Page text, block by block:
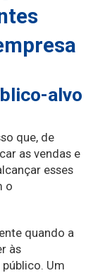
alvo
que, de
as vendas e
esses
o
quando a
às
Um